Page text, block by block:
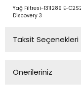
Yağ Filtresi-1311289 E-
Discovery 3
Taksit Seçenekleri
Önerileriniz